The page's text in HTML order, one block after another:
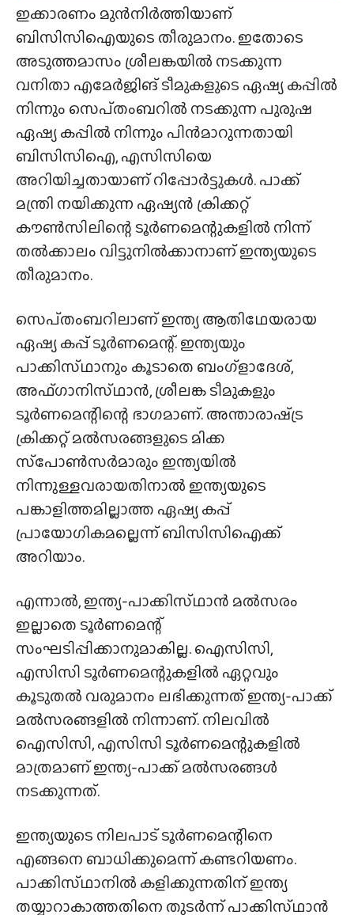
ഇക്കാരണം മുൻനിർത്തിയാണ്
ബിസിസിഐയുടെ തീരുമാനം. ഇതോടെ
അടുത്തമാസം ശ്രീലങ്കയിൽ നടക്കുന്ന
വനിതാ എമേർജിങ് ടീമുകളുടെ ഏഷ്യ കപ്പിൽ
നിന്നും സെപ്‌തംബറിൽ നടക്കുന്ന പുരുഷ
ഏഷ്യ കപ്പിൽ നിന്നും പിൻമാറുന്നതായി
ബിസിസിഐ, എസിസിയെ
അറിയിച്ചതായാണ് റിപ്പോർട്ടുകൾ. പാക്ക്
മന്ത്രി നയിക്കുന്ന ഏഷ്യൻ ക്രിക്കറ്റ്
കൗൺസിലിന്റെ ടൂർണമെന്റുകളിൽ നിന്ന്
തൽക്കാലം വിട്ടുനിൽക്കാനാണ് ഇന്ത്യയുടെ
തീരുമാനം.
സെപ്‌തംബറിലാണ് ഇന്ത്യ ആതിഥേയരായ
ഏഷ്യ കപ്പ് ടൂർണമെന്റ്. ഇന്ത്യയും
പാക്കിസ്‌ഥാനും കൂടാതെ ബംഗ്ളാദേശ്,
അഫ്‌ഗാനിസ്‌ഥാൻ, ശ്രീലങ്ക ടീമുകളും
ടൂർണമെന്റിന്റെ ഭാഗമാണ്. അന്താരാഷ്‌ട്ര
ക്രിക്കറ്റ് മൽസരങ്ങളുടെ മിക്ക
സ്‌പോൺസർമാരും ഇന്ത്യയിൽ
നിന്നുള്ളവരായതിനാൽ ഇന്ത്യയുടെ
പങ്കാളിത്തമില്ലാത്ത ഏഷ്യ കപ്പ്
പ്രായോഗികമല്ലെന്ന് ബിസിസിഐക്ക്
അറിയാം.
എന്നാൽ, ഇന്ത്യ-പാക്കിസ്‌ഥാൻ മൽസരം
ഇല്ലാതെ ടൂർണമെന്റ്
സംഘടിപ്പിക്കാനുമാകില്ല. ഐസിസി,
എസിസി ടൂർണമെന്റുകളിൽ ഏറ്റവും
കൂടുതൽ വരുമാനം ലഭിക്കുന്നത് ഇന്ത്യ-പാക്ക്
മൽസരങ്ങളിൽ നിന്നാണ്. നിലവിൽ
ഐസിസി, എസിസി ടൂർണമെന്റുകളിൽ
മാത്രമാണ് ഇന്ത്യ-പാക്ക് മൽസരങ്ങൾ
നടക്കുന്നത്.
ഇന്ത്യയുടെ നിലപാട് ടൂർണമെന്റിനെ
എങ്ങനെ ബാധിക്കുമെന്ന് കണ്ടറിയണം.
പാക്കിസ്‌ഥാനിൽ കളിക്കുന്നതിന് ഇന്ത്യ
തയ്യാറാകാത്തതിനെ തുടർന്ന് പാക്കിസ്‌ഥാൻ